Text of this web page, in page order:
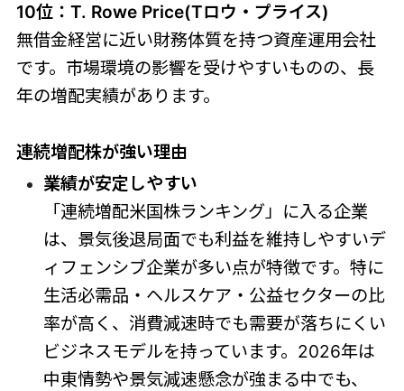
10位：T. Rowe Price(Tロウ・プライス)
無借金経営に近い財務体質を持つ資産運用会社
です。市場環境の影響を受けやすいものの、長
年の増配実績があります。
連続増配株が強い理由
業績が安定しやすい
「連続増配米国株ランキング」に入る企業
は、景気後退局面でも利益を維持しやすいデ
ィフェンシブ企業が多い点が特徴です。特に
生活必需品・ヘルスケア・公益セクターの比
率が高く、消費減速時でも需要が落ちにくい
ビジネスモデルを持っています。2026年は
中東情勢や景気減速懸念が強まる中でも、